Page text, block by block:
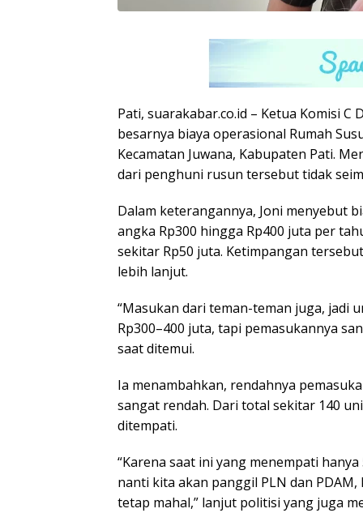
Pati, suarakabar.co.id – Ketua Komisi
besarnya biaya operasional Rumah
Kecamatan Juwana, Kabupaten Pati.
dari penghuni rusun tersebut tidak
Dalam keterangannya, Joni menyebut
angka Rp300 hingga Rp400 juta per
sekitar Rp50 juta. Ketimpangan
lebih lanjut.
“Masukan dari teman-teman juga, jadi
Rp300–400 juta, tapi pemasukannya
saat ditemui.
Ia menambahkan, rendahnya
sangat rendah. Dari total sekitar 140
ditempati.
“Karena saat ini yang menempati
nanti kita akan panggil PLN dan
tetap mahal,” lanjut politisi yang juga